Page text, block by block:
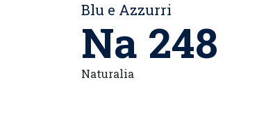
Blu e Azzurri
Na 248
Naturalia